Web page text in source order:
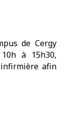
de Cergy
à 15h30,
afin